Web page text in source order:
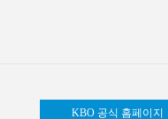
KBO 공식 홈페이지